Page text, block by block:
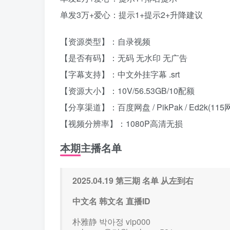
单发3万+爱心：提示1+提示2+升降建议
【资源类型】：自录视频
【是否有码】：无码 无水印 无广告
【字幕支持】：中文外挂字幕 .srt
【资源大小】：10V/56.53GB/10配额
【分享渠道】：百度网盘 / PikPak / Ed2k(115
【视频分辨率】：1080P高清无损
本期主播名单
2025.04.19 第三期 名单 从左到右
中文名 韩文名 直播ID
朴雅静 박아정 vip000